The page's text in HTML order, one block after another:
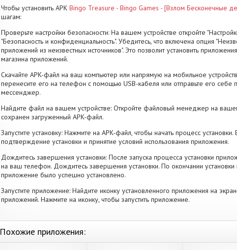
Чтобы установить APK Bingo Treasure - Bingo Games - [Взлом Бесконечные
шагам:
Проверьте настройки безопасности: На вашем устройстве откройте
"Безопасность и конфиденциальность". Убедитесь, что включена опция
приложений из неизвестных источников". Это позволит установить
магазина приложений.
Скачайте APK-файл на ваш компьютер или напрямую на мобильное
перенесите его на телефон с помощью USB-кабеля или отправьте его себе
мессенджер.
Найдите файл на вашем устройстве: Откройте файловый менеджер на
сохранен загруженный APK-файл.
Запустите установку: Нажмите на APK-файл, чтобы начать процесс
подтверждение установки и принятие условий использования приложения.
Дождитесь завершения установки: После запуска процесса установки
на ваш телефон. Дождитесь завершения установки. По окончании
приложение было успешно установлено.
Запустите приложение: Найдите иконку установленного приложения на
приложений. Нажмите на иконку, чтобы запустить приложение.
Похожие приложения: